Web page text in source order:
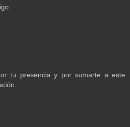
tu presencia y por sumarte a este